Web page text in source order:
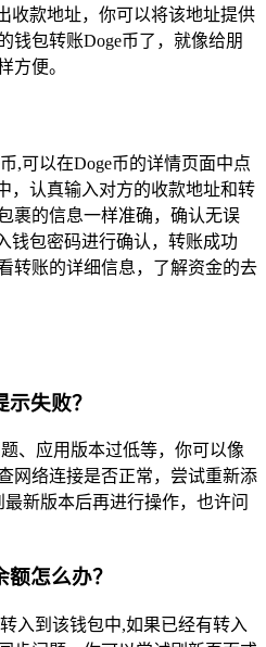
收款地址，你可以将该地址提供
钱包转账Doge币了，就像给朋
方便。
,可以在Doge币的详情页面中点
，认真输入对方的收款地址和转
裹的信息一样准确，确认无误
钱包密码进行确认，转账成功
转账的详细信息，了解资金的去
失败？
、应用版本过低等，你可以像
网络连接是否正常，尝试重新添
新版本后再进行操作，也许问
怎么办？
入到该钱包中,如果已经有转入